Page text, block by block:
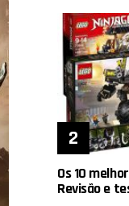
Os 10
Revisão e